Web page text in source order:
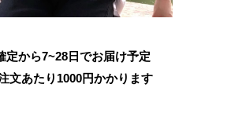
定から7~28日でお届け予定
文あたり 1000円かかります